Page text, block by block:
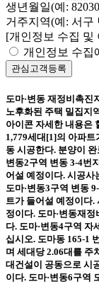
생년월일(예:
거주지역(예: 서구
[개인정보 수집 및
개인정보 수집
관심고객등록
도마·변동 재정비촉진
노후화된 주택 밀집지
아이콘 자세한 내용은
1,779세대[1]의 아파
동 시공한다. 분양이
변동2구역 변동 3-4번
어설 예정이다. 시공사
도마·변동3구역 변동
트가 들어설 예정이다.
정이다. 도마·변동재
다. 도마·변동4구역
십시오. 도마동 165-1
며 세대당 2.06대를 주
대건설이 공동으로 시
이다. 도마·변동6구역